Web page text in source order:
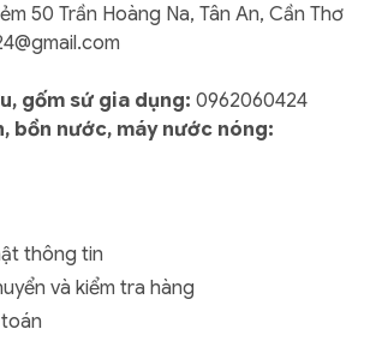
50 Trần Hoàng Na, Tân An, Cần Thơ
gốm sứ gia dụng: 0962060424
bồn nước, máy nước nóng:
thông tin
và kiểm tra hàng